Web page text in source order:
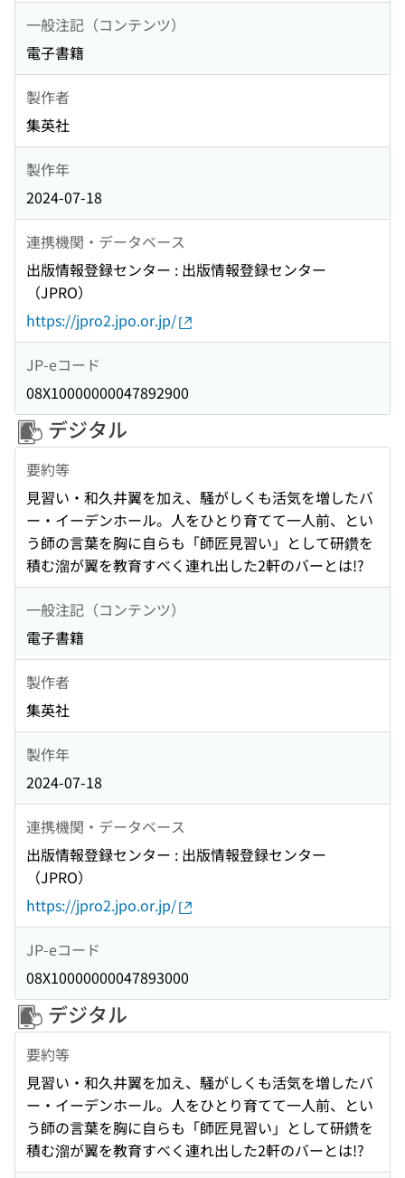
一般注記（コンテンツ）
電子書籍
製作者
集英社
製作年
2024-07-18
連携機関・データベース
出版情報登録センター : 出版情報登録センター
（JPRO）
https://jpro2.jpo.or.jp/
JP-eコード
08X10000000047892900
デジタル
要約等
見習い・和久井翼を加え、騒がしくも活気を増したバ
ー・イーデンホール。人をひとり育てて一人前、とい
う師の言葉を胸に自らも「師匠見習い」として研鑽を
積む溜が翼を教育すべく連れ出した2軒のバーとは!?
一般注記（コンテンツ）
電子書籍
製作者
集英社
製作年
2024-07-18
連携機関・データベース
出版情報登録センター : 出版情報登録センター
（JPRO）
https://jpro2.jpo.or.jp/
JP-eコード
08X10000000047893000
デジタル
要約等
見習い・和久井翼を加え、騒がしくも活気を増したバ
ー・イーデンホール。人をひとり育てて一人前、とい
う師の言葉を胸に自らも「師匠見習い」として研鑽を
積む溜が翼を教育すべく連れ出した2軒のバーとは!?